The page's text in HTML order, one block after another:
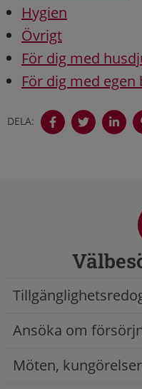
Hygien
Övrigt
För dig med
För dig med egen
DELA:
Ansöka om
Möten,